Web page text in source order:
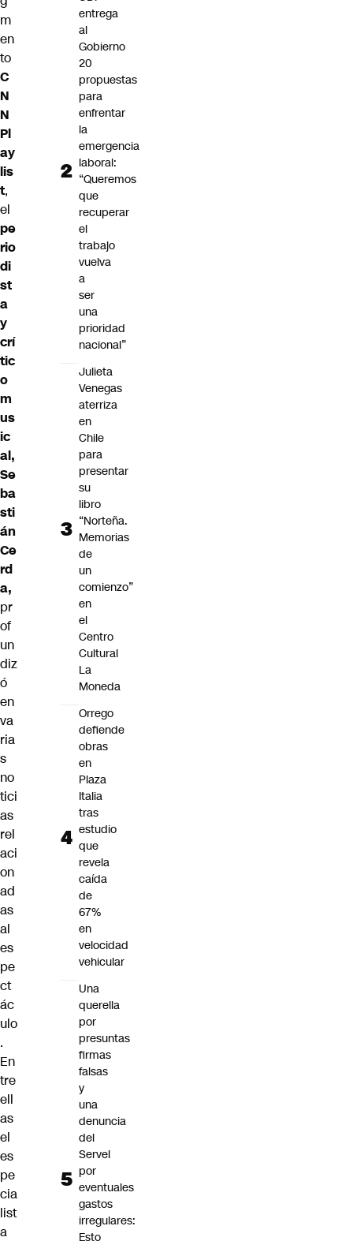
m
en
to
C
N
N
Pl
ay
lis
t,
el
pe
rio
di
st
a
y
crí
tic
o
m
us
ic
al,
Se
ba
sti
án
Ce
rd
a,
pr
of
un
diz
ó
en
va
ria
s
no
tici
as
rel
aci
on
ad
as
al
es
pe
ct
ác
ulo
.
En
tre
ell
as
el
es
pe
cia
list
a
entrega
al
Gobierno
20
propuestas
para
enfrentar
la
emergencia
laboral:
“Queremos
que
recuperar
el
trabajo
vuelva
a
ser
una
prioridad
nacional”
Julieta
Venegas
aterriza
en
Chile
para
presentar
su
libro
“Norteña.
Memorias
de
un
comienzo”
en
el
Centro
Cultural
La
Moneda
Orrego
defiende
obras
en
Plaza
Italia
tras
estudio
que
revela
caída
de
67%
en
velocidad
vehicular
Una
querella
por
presuntas
firmas
falsas
y
una
denuncia
del
Servel
por
eventuales
gastos
irregulares:
Esto